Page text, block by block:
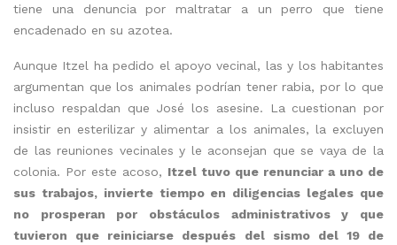
tiene una denuncia por maltratar a un perro que tiene
encadenado en su azotea.
Aunque Itzel ha pedido el apoyo vecinal, las y los habitantes
argumentan que los animales podrían tener rabia, por lo que
incluso respaldan que José los asesine. La cuestionan por
insistir en esterilizar y alimentar a los animales, la excluyen
de las reuniones vecinales y le aconsejan que se vaya de la
colonia. Por este acoso, Itzel tuvo que renunciar a uno de
sus trabajos, invierte tiempo en diligencias legales que
no prosperan por obstáculos administrativos y que
tuvieron que reiniciarse después del sismo del 19 de